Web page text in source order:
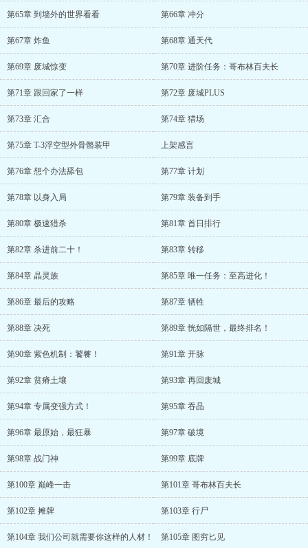
第65章 到墙外的世界看看 第66章 冲分
第67章 炸鱼 第68章 通天代
第69章 废城惊变 第70章 进阶任务：哥布林百夫长
第71章 跟回家了一样 第72章 废城PLUS
第73章 汇合 第74章 猎场
第75章 T-3浮空型外骨骼装甲 上架感言
第76章 想个办法舔包 第77章 计划
第78章 以身入局 第79章 装备到手
第80章 极速猎杀 第81章 首日排行
第82章 杀进前二十！ 第83章 转移
第84章 晶灵族 第85章 唯一任务：至高进化！
第86章 最后的攻略 第87章 牺牲
第88章 决死 第89章 恍如隔世，最终排名！
第90章 紫色机制：饕餮！ 第91章 开脉
第92章 贫瘠土壤 第93章 再回废城
第94章 专属变强方式！ 第95章 吞晶
第96章 最原始，最狂暴 第97章 破境
第98章 战门神 第99章 底牌
第100章 巅峰一击 第101章 哥布林百夫长
第102章 摊牌 第103章 行尸
第104章 我们公司就需要你这样的人材！ 第105章 图穷匕见